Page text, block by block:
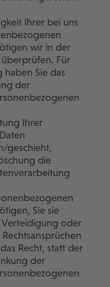
Ihrer bei uns
wir in der
überprüfen. Für
Sie das
der
Ihrer
geschieht,
die
Sie sie
Verteidigung oder
Recht, statt der
der